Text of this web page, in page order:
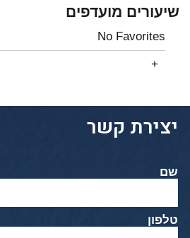
שיעורים מועדפים
No Favorites
יצירת קשר
שם
טלפון